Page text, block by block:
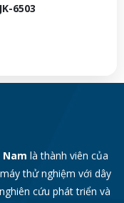
nghiệm va đập liên
Nam là thành viên của
thử nghiệm với dây
cứu phát triển và